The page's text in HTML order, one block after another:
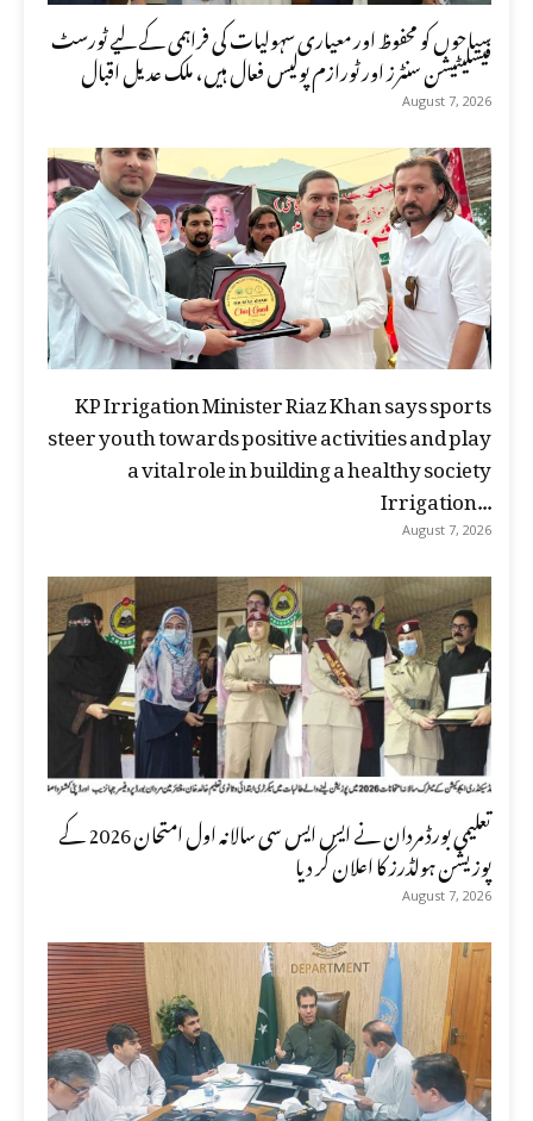
سیاحوں کو محفوظ اور معیاری سہولیات کی فراہمی کے لیے ٹورسٹ
فیسلیٹیشن سنٹرز اور ٹورازم پولیس فعال ہیں، ملک عدیل اقبال
August 7, 2026
KP Irrigation Minister Riaz Khan says sports
steer youth towards positive activities and play
a vital role in building a healthy society
Irrigation...
August 7, 2026
تعلیمی بورڈ مردان نے ایس ایس سی سالانہ اول امتحان 2026 کے
پوزیشن ہولڈرز کا اعلان کر دیا
August 7, 2026